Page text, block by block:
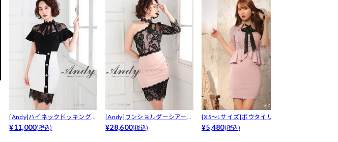
[Andy]ハイネックドッキングレ
ース...
¥11,000(税込)
[Andy]ワンショルダーシアーレ
ース...
¥28,600(税込)
[XS～Lサイズ]ボウタイリボン
パール...
¥5,480(税込)